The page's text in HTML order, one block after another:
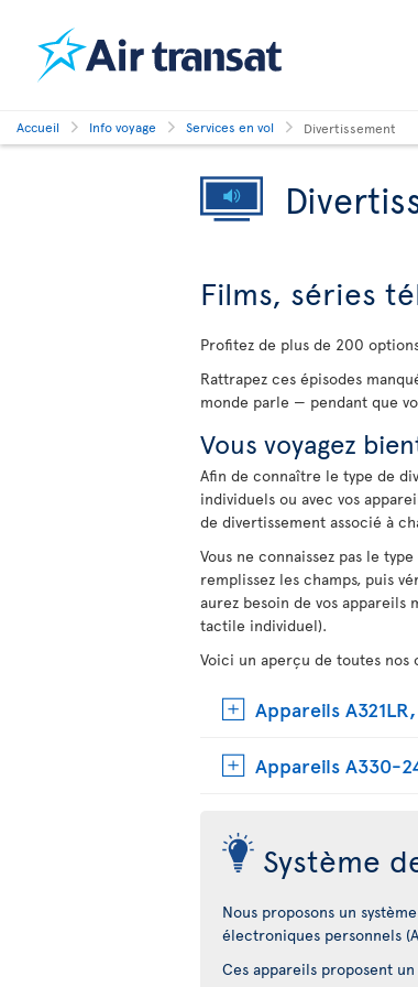
Accueil Info voyage Services en vol Divertissement
Films, séries
Profitez de plus de 200
Rattrapez ces épisodes
monde parle — pendant que
Vous voyagez
Afin de connaître le type de
individuels ou avec vos
de divertissement associé à
Vous ne connaissez pas le
remplissez les champs, puis
aurez besoin de vos appareils
tactile individuel).
Voici un aperçu de toutes
Appareils
Appareils A330-
Système
Nous proposons un
électroniques personnels
Ces appareils proposent